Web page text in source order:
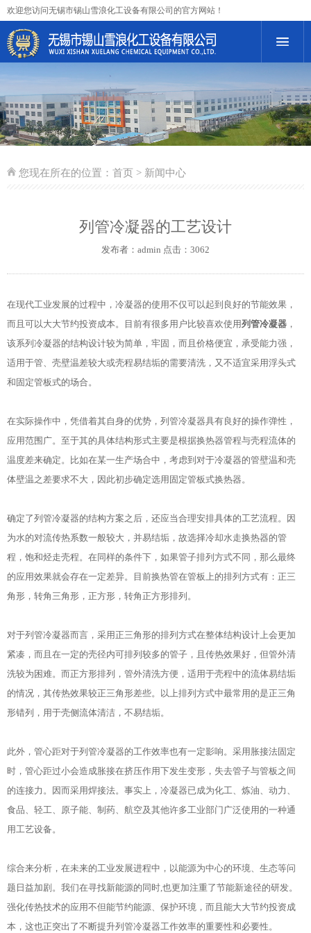
欢迎您访问无锡市锡山雪浪化工设备有限公司的官方网站！
您现在所在的位置： 首页 > 新闻中心
列管冷凝器的工艺设计
发布者：admin 点击：3062
在现代工业发展的过程中，冷凝器的使用不仅可以起到良好的节能效果，
而且可以大大节约投资成本。目前有很多用户比较喜欢使用列管冷凝器 ，
该系列冷凝器的结构设计较为简单，牢固，而且价格便宜，承受能力强，
适用于管、壳壁温差较大或壳程易结垢的需要清洗，又不适宜采用浮头式
和固定管板式的场合。
在实际操作中，凭借着其自身的优势，列管冷凝器具有良好的操作弹性，
应用范围广。至于其的具体结构形式主要是根据换热器管程与壳程流体的
温度差来确定。比如在某一生产场合中，考虑到对于冷凝器的管壁温和壳
体壁温之差要求不大，因此初步确定选用固定管板式换热器。
确定了列管冷凝器的结构方案之后，还应当合理安排具体的工艺流程。因
为水的对流传热系数一般较大，并易结垢，故选择冷却水走换热器的管
程，饱和烃走壳程。在同样的条件下，如果管子排列方式不同，那么最终
的应用效果就会存在一定差异。目前换热管在管板上的排列方式有：正三
角形，转角三角形，正方形，转角正方形排列。
对于列管冷凝器而言，采用正三角形的排列方式在整体结构设计上会更加
紧凑，而且在一定的壳径内可排列较多的管子，且传热效果好，但管外清
洗较为困难。而正方形排列，管外清洗方便，适用于壳程中的流体易结垢
的情况，其传热效果较正三角形差些。以上排列方式中最常用的是正三角
形错列，用于壳侧流体清洁，不易结垢。
此外，管心距对于列管冷凝器的工作效率也有一定影响。采用胀接法固定
时，管心距过小会造成胀接在挤压作用下发生变形，失去管子与管板之间
的连接力。因而采用焊接法。事实上，冷凝器已成为化工、炼油、动力、
食品、轻工、原子能、制药、航空及其他许多工业部门广泛使用的一种通
用工艺设备。
综合来分析，在未来的工业发展进程中，以能源为中心的环境、生态等问
题日益加剧。我们在寻找新能源的同时,也更加注重了节能新途径的研发。
强化传热技术的应用不但能节约能源、保护环境，而且能大大节约投资成
本，这也正突出了不断提升列管冷凝器工作效率的重要性和必要性。